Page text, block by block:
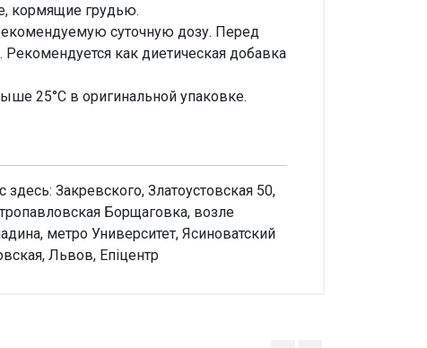
кормящие грудью.
суточную дозу. Перед
как диетическая добавка
25°С в оригинальной упаковке.
Закревского, Златоустовская 50,
Борщаговка, возле
метро Университет, Ясиноватский
Львов, Епіцентр